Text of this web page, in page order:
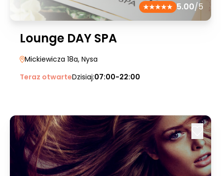
5.00/5
Lounge DAY SPA
Mickiewicza 18a, Nysa
Teraz otwarteDzisiaj:07:00-22:00